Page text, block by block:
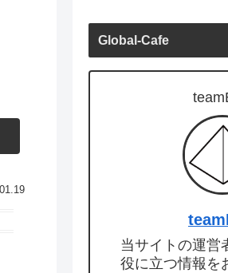
Global-Cafe
当サイトの運営
役に立つ情報を